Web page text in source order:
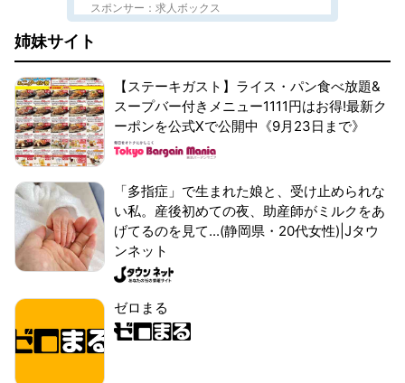
スポンサー：求人ボックス
姉妹サイト
【ステーキガスト】ライス・パン食べ放題&
スープバー付きメニュー1111円はお得!最新ク
ーポンを公式Xで公開中《9月23日まで》
「多指症」で生まれた娘と、受け止められな
い私。産後初めての夜、助産師がミルクをあ
げてるのを見て...(静岡県・20代女性)|Jタウ
ンネット
ゼロまる